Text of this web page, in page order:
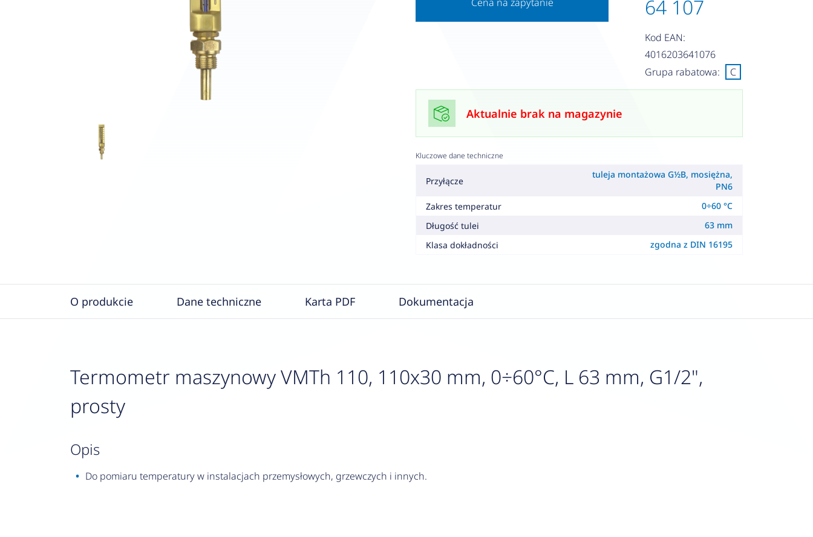
64 107
Kod EAN:
4016203641076
Grupa rabatowa:
C
Aktualnie brak na magazynie
Kluczowe dane techniczne
Przyłącze
tuleja montażowa G½B, mosiężna,
PN6
Zakres temperatur
0÷60 °C
Długość tulei
63 mm
Klasa dokładności
zgodna z DIN 16195
O produkcie Dane techniczne Karta PDF Dokumentacja
Termometr maszynowy VMTh 110, 110x30 mm, 0÷60°C, L 63 mm, G1/2",
prosty
opis
Do pomiaru temperatury w instalacjach przemysłowych, grzewczych i innych.